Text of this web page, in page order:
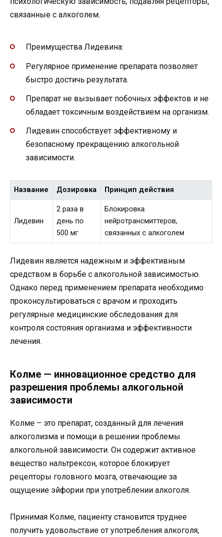
связанные с алкоголем.
Преимущества Лидевина:
Регулярное применение препарата позволяет
быстро достичь результата.
Препарат не вызывает побочных эффектов и не
обладает токсичным воздействием на организм.
Лидевин способствует эффективному и
безопасному прекращению алкогольной
зависимости.
Название Дозировка Принцип действия
Лидевин
2 раза в
день по
500 мг
Блокировка
нейротрансмиттеров,
связанных с алкоголем
Лидевин является надежным и эффективным
средством в борьбе с алкогольной зависимостью.
Однако перед применением препарата необходимо
проконсультироваться с врачом и проходить
регулярные медицинские обследования для
контроля состояния организма и эффективности
лечения.
Колме — инновационное средство для
разрешения проблемы алкогольной
зависимости
Колме – это препарат, созданный для лечения
алкоголизма и помощи в решении проблемы
алкогольной зависимости. Он содержит активное
вещество нальтрексон, которое блокирует
рецепторы головного мозга, отвечающие за
ощущение эйфории при употреблении алкоголя.
Принимая Колме, пациенту становится труднее
получить удовольствие от употребления алкоголя,